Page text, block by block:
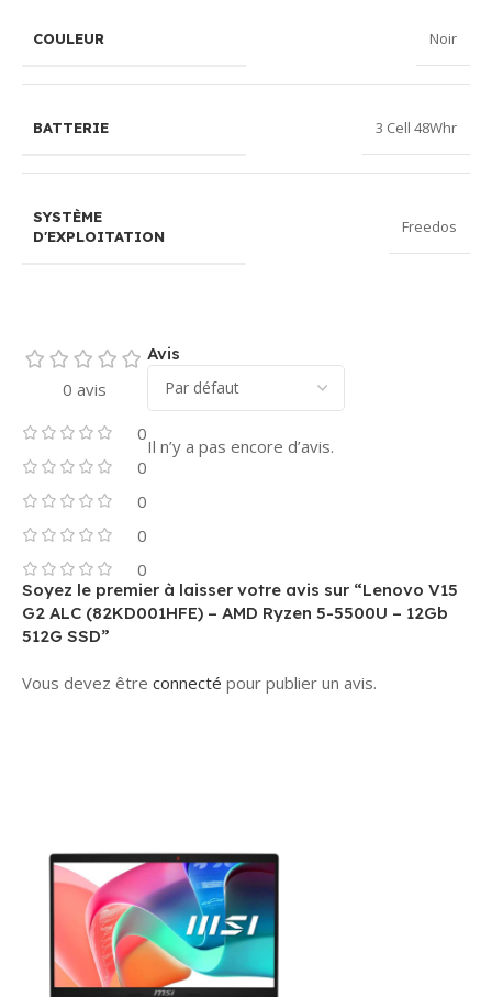
COULEUR Noir
BATTERIE 3 Cell 48Whr
SYSTÈME
D'EXPLOITATION
Freedos
0 avis
0
0
0
0
0
Avis
Il n’y a pas encore d’avis.
Soyez le premier à laisser votre avis sur “Lenovo V15
G2 ALC (82KD001HFE) – AMD Ryzen 5-5500U – 12Gb
512G SSD”
Vous devez être connecté pour publier un avis.